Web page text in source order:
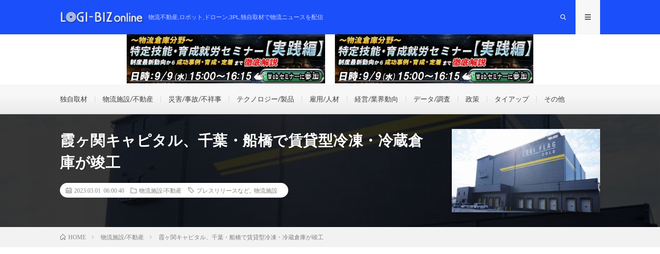
物流不動産,ロボット,ドローン,3PL,独自取材で物流ニュースを配信
独自取材 物流施設/不動産 災害/事故/不祥事 テクノロジー/製品 雇用/人材 経営/業界動向 データ/調査 政策 タイアップ その他
霞ヶ関キャピタル、千葉・船橋で賃貸型冷凍・冷蔵倉
庫が竣工
2023.03.01 06:00:40 物流施設/不動産 プレスリリースなど 物流施設
HOME 物流施設/不動産 霞ヶ関キャピタル、千葉・船橋で賃貸型冷凍・冷蔵倉庫が竣工